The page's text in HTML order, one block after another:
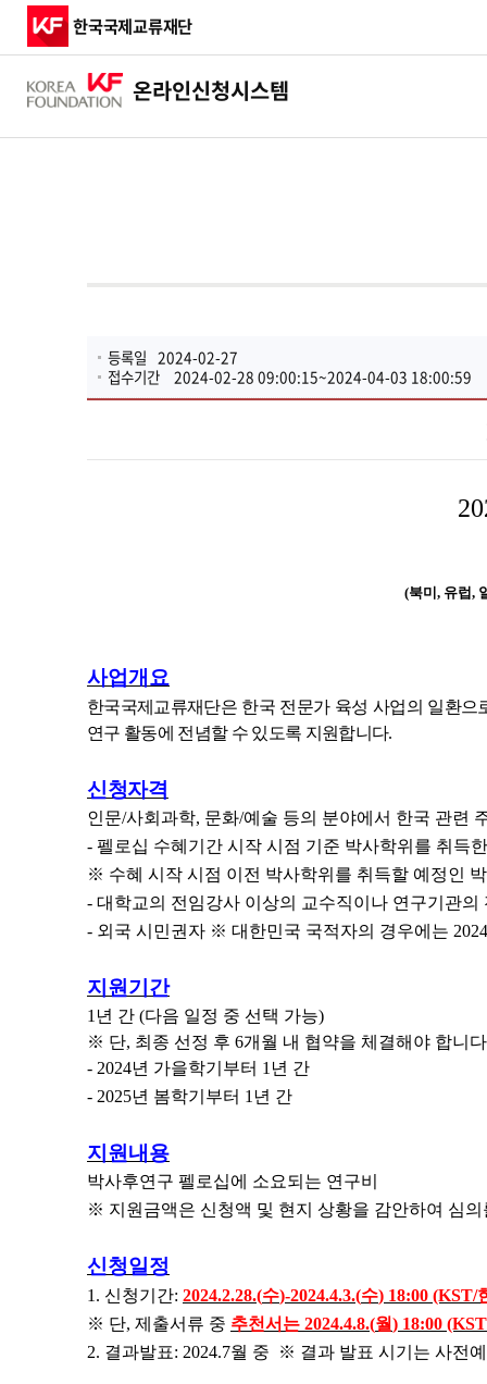
한국국제교류재단
온라인신청시스템
등록일 2024-02-27
접수기간
2024-02-28 09:00:15~2024-04-03 18:00:59
(북미, 유럽,
사업개요
한국국제교류재단은 한국 전문가 육성 사업의 일환
연구 활동에 전념할 수 있도록 지원합니다.
신청자격
인문/사회과학, 문화/예술 등의 분야에서 한국 관련
- 펠로십 수혜기간 시작 시점 기준 박사학위를 취득
※ 수혜 시작 시점 이전 박사학위를 취득할 예정인
- 대학교의 전임강사 이상의 교수직이나 연구기관
- 외국 시민권자 ※ 대한민국 국적자의 경우에는 2024
지원기간
1 년 간 (다음 일정 중 선택 가능)
※ 단, 최종 선정 후 6개월 내 협약을 체결해야 합니다
- 2024년 가을학기부터 1 년 간
- 2025년 봄학기부터 1 년 간
지원내용
박사후연구 펠로십에 소요되는 연구비
※ 지원금액은 신청액 및 현지 상황을 감안하여 심
신청일정
1. 신청기간: 2024.2.28.(수)-2024.4.3.(수) 18:00 (KST/
※ 단, 제출서류 중 추천서는 2024.4.8.(월) 18:00
2. 결과발표: 2024.7월 중 ※ 결과 발표 시기는 사전